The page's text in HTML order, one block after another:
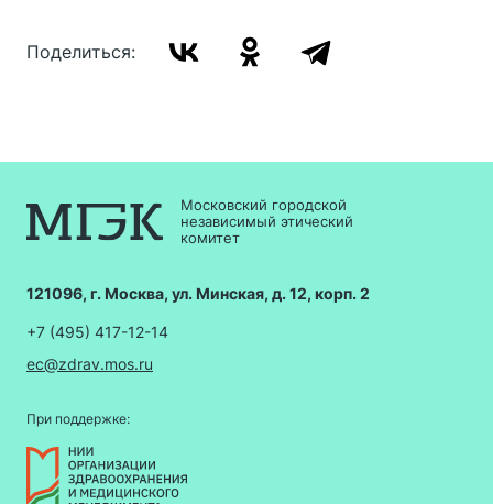
Поделиться:
Московский городской
независимый этический
комитет
121096, г. Москва, ул. Минская, д. 12, корп. 2
+7 (495) 417-12-14
ec@zdrav.mos.ru
При поддержке: